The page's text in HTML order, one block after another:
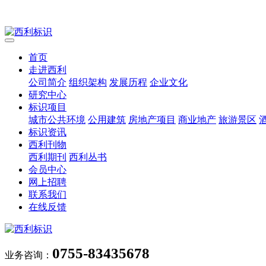
首页
走进西利
公司简介 组织架构 发展历程 企业文化
研究中心
标识项目
城市公共环境 公用建筑 房地产项目 商业地产 旅游景区
标识资讯
西利刊物
西利期刊 西利丛书
会员中心
网上招聘
联系我们
在线反馈
业务咨询： 0755-83435678